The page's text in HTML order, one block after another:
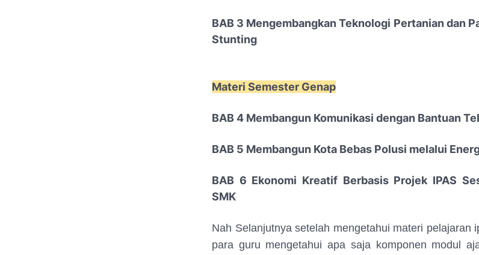
BAB 3 Mengembangkan Teknologi Pertanian dan
Stunting
Materi Semester Genap
BAB 4 Membangun Komunikasi dengan Bantuan
BAB 5 Membangun Kota Bebas Polusi melalui
BAB 6 Ekonomi Kreatif Berbasis Projek IPAS
SMK
Nah Selanjutnya setelah mengetahui materi pelajaran
para guru mengetahui apa saja komponen modul